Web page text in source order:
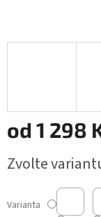
od 1 298
cena:
Zvolte
Varianta